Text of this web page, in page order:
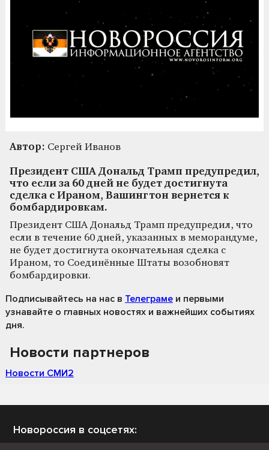
Автор: Сергей Иванов
Президент США Дональд Трамп предупредил,
что если за 60 дней не будет достигнута
сделка с Ираном, Вашингтон вернется к
бомбардировкам.
Президент США Дональд Трамп предупредил, что
если в течение 60 дней, указанных в меморандуме,
не будет достигнута окончательная сделка с
Ираном, то Соединённые Штаты возобновят
бомбардировки.
Подписывайтесь на нас в Телеграме и первыми
узнавайте о главных новостях и важнейших событиях
дня.
Новости партнеров
Новости СМИ2
Новороссия в соцсетях: